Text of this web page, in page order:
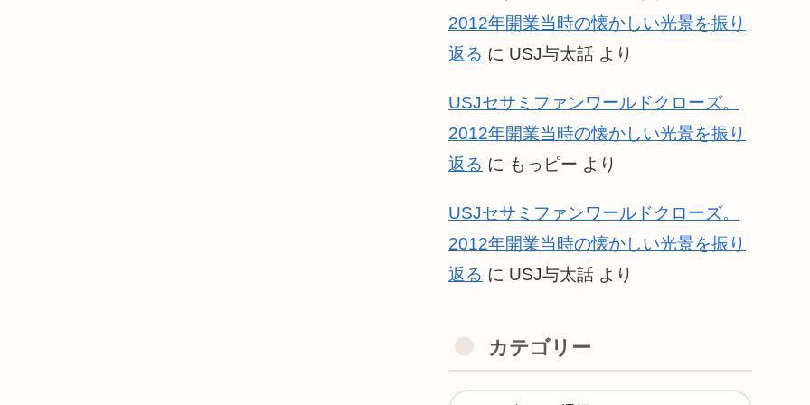
2012年開業当時の懐かしい光景を振り
返る に USJ与太話 より
USJセサミファンワールドクローズ。
2012年開業当時の懐かしい光景を振り
返る に もっピー より
USJセサミファンワールドクローズ。
2012年開業当時の懐かしい光景を振り
返る に USJ与太話 より
カテゴリー